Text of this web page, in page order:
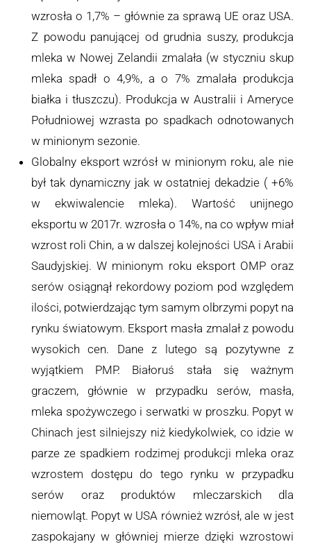
wzrosła o 1,7% – głównie za sprawą UE oraz USA.
Z powodu panującej od grudnia suszy, produkcja
mleka w Nowej Zelandii zmalała (w styczniu skup
mleka spadł o 4,9%, a o 7% zmalała produkcja
białka i tłuszczu). Produkcja w Australii i Ameryce
Południowej wzrasta po spadkach odnotowanych
w minionym sezonie.
Globalny eksport wzrósł w minionym roku, ale nie
był tak dynamiczny jak w ostatniej dekadzie ( +6%
w ekwiwalencie mleka). Wartość unijnego
eksportu w 2017r. wzrosła o 14%, na co wpływ miał
wzrost roli Chin, a w dalszej kolejności USA i Arabii
Saudyjskiej. W minionym roku eksport OMP oraz
serów osiągnął rekordowy poziom pod względem
ilości, potwierdzając tym samym olbrzymi popyt na
rynku światowym. Eksport masła zmalał z powodu
wysokich cen. Dane z lutego są pozytywne z
wyjątkiem PMP. Białoruś stała się ważnym
graczem, głównie w przypadku serów, masła,
mleka spożywczego i serwatki w proszku. Popyt w
Chinach jest silniejszy niż kiedykolwiek, co idzie w
parze ze spadkiem rodzimej produkcji mleka oraz
wzrostem dostępu do tego rynku w przypadku
serów oraz produktów mleczarskich dla
niemowląt. Popyt w USA również wzrósł, ale w jest
zaspokajany w główniej mierze dzięki wzrostowi